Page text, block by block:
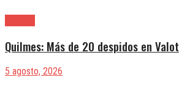
Quilmes: Más de 20 despidos en Valot
5 agosto, 2026